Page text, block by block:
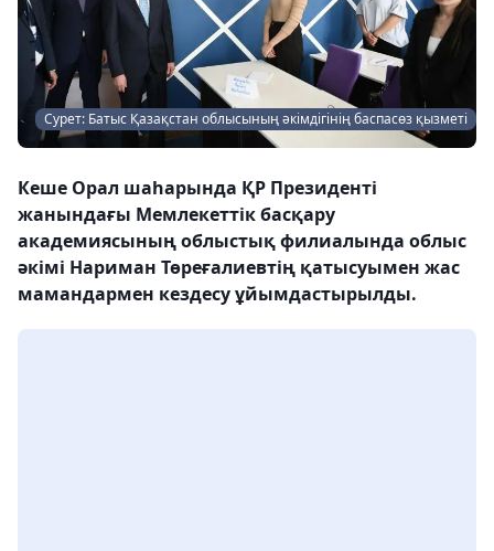
Сурет: Батыс Қазақстан облысының әкімдігінің баспасөз қызметі
Кеше Орал шаһарында ҚР Президенті
жанындағы Мемлекеттік басқару
академиясының облыстық филиалында облыс
әкімі Нариман Төреғалиевтің қатысуымен жас
мамандармен кездесу ұйымдастырылды.